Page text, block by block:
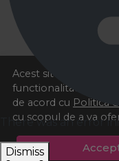
Acest site foloseste
functionalitatea
de acord cu Politica
cu scopul de a va
There was an error
Dismiss